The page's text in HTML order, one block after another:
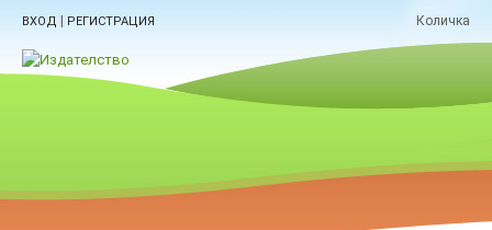
ВХОД | РЕГИСТРАЦИЯ Количка